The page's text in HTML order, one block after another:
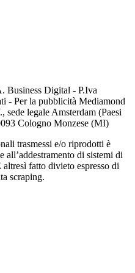
Business Digital - P.Iva
- Per la pubblicità Mediamond
legale Amsterdam (Paesi
Cologno Monzese (MI)
trasmessi e/o riprodotti è
di sistemi di
fatto divieto espresso di
scraping.